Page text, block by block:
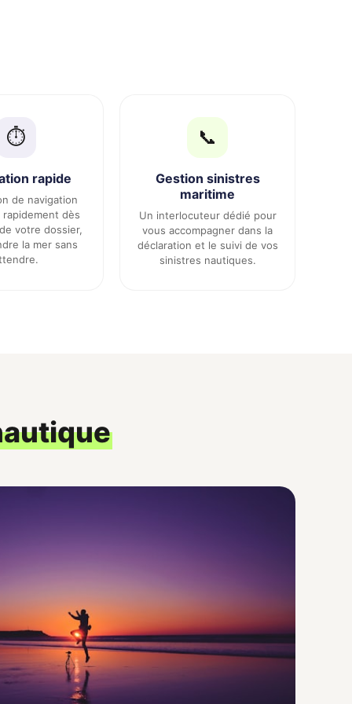
⏱️
rapide
de navigation
dès
votre dossier,
la mer sans
📞
Gestion sinistres
maritime
Un interlocuteur dédié pour
vous accompagner dans la
déclaration et le suivi de vos
sinistres nautiques.